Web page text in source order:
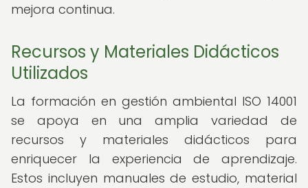
mejora continua.
Recursos y Materiales Didácticos
Utilizados
La formación en gestión ambiental ISO 14001
se apoya en una amplia variedad de
recursos y materiales didácticos para
enriquecer la experiencia de aprendizaje.
Estos incluyen manuales de estudio, material